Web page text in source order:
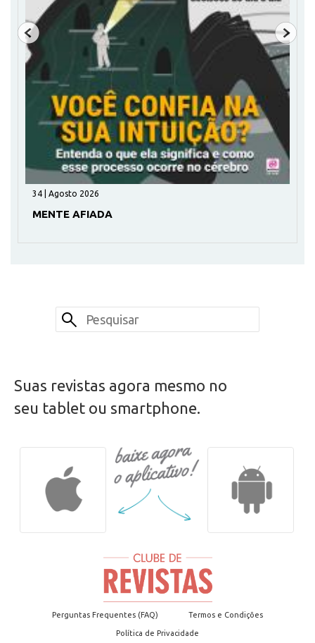
34 | Agosto 2026
MENTE AFIADA
Suas revistas agora mesmo no
seu tablet ou smartphone.
Perguntas Frequentes (FAQ) Termos e Condições
Política de Privacidade